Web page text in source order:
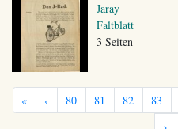
Jaray
Faltblatt
3 Seiten
« ‹ 80 81 82 83
›